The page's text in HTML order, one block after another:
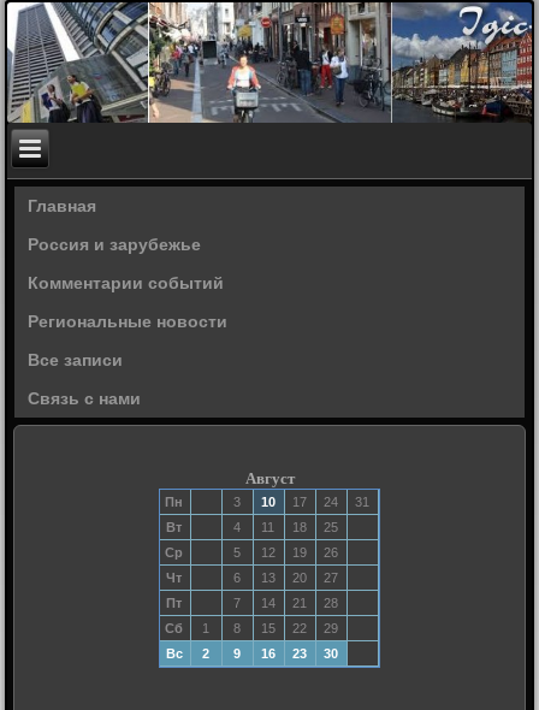
Главная
Россия и зарубежье
Комментарии событий
Региональные новости
Все записи
Связь с нами
Август
Пн 3 10 17 24
31
Вт
4 11 18
25
Ср
5 12 19
26
Чт
6 13 20
27
Пт
7 14 21
28
Сб
1 8 15 22
29
Вс
2 9 16 23 30